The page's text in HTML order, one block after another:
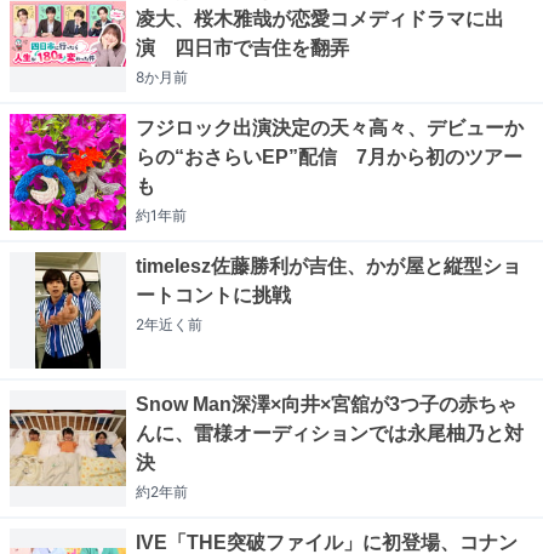
凌大、桜木雅哉が恋愛コメディドラマに出
演 四日市で吉住を翻弄
8か月前
フジロック出演決定の天々高々、デビューか
らの“おさらいEP”配信 7月から初のツアー
も
約1年前
timelesz佐藤勝利が吉住、かが屋と縦型ショ
ートコントに挑戦
2年近く 前
Snow Man深澤×向井×宮舘が3つ子の赤ちゃ
んに、雷様オーディションでは永尾柚乃と対
決
約2年前
IVE「THE突破ファイル」に初登場、コナン